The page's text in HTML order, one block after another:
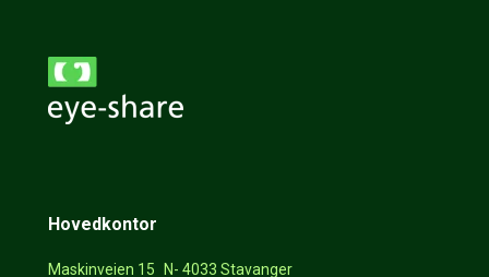
Hovedkontor
Maskinveien 15 N- 4033 Stavanger